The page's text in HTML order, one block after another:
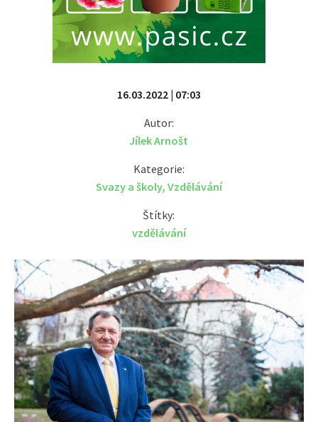
16.03.2022 | 07:03
Autor:
Jílek Arnošt
Kategorie:
Svazy a školy, Vzdělávání
Štítky:
vzdělávání